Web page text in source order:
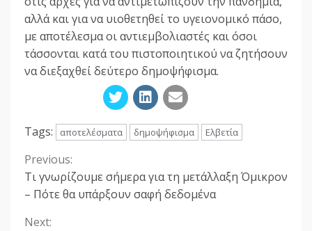
αλλά και για να υιοθετηθεί το υγειονομικό πάσο,
με αποτέλεσμα οι αντιεμβολιαστές και όσοι
τάσσονται κατά του πιστοποιητικού να ζητήσουν
να διεξαχθεί δεύτερο δημοψήφισμα.
Tags: αποτελέσματα δημοψήφισμα Ελβετία
Continue
Reading
Previous:
Τι γνωρίζουμε σήμερα για τη μετάλλαξη Όμικρον
– Πότε θα υπάρξουν σαφή δεδομένα
Next: